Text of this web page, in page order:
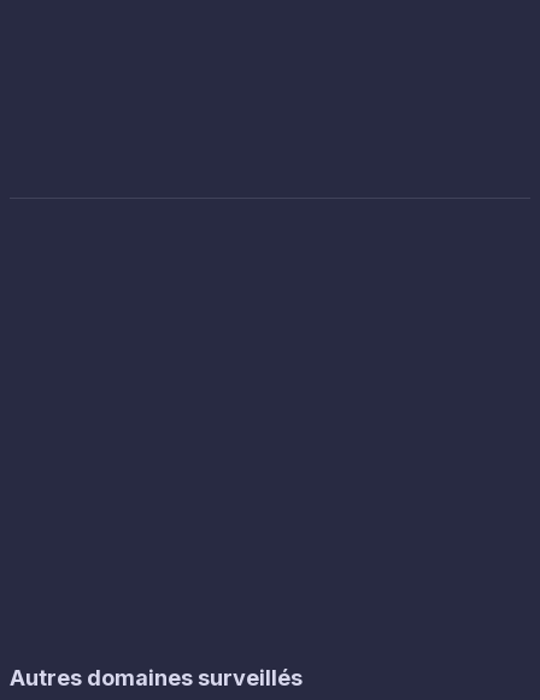
Autres domaines surveillés